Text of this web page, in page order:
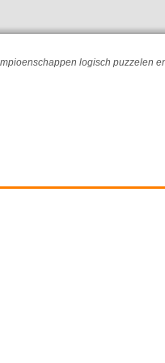
logisch puzzelen